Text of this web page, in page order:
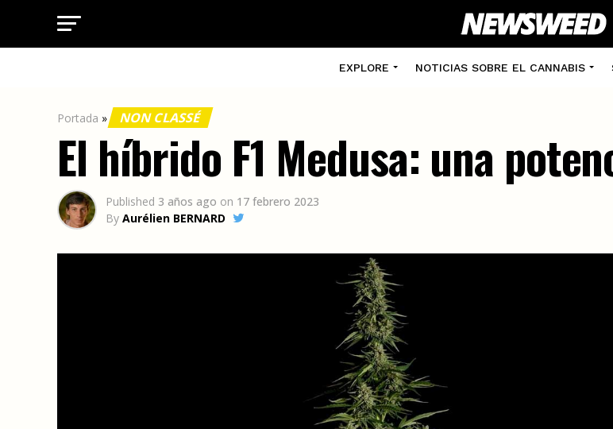
EXPLORE NOTICIAS SOBRE EL CANNABIS
Portada » NON CLASSÉ
El híbrido F1 Medusa: una
Published 3 años ago on 17 febrero 2023
By Aurélien BERNARD